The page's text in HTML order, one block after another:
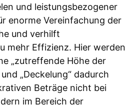
und leistungsbezogener
enorme Vereinfachung der
und verhilft
mehr Effizienz. Hier werden
„zutreffende Höhe der
„Deckelung“ dadurch
Beträge nicht bei
im Bereich der